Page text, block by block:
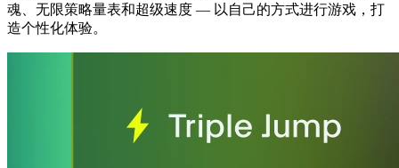
魂、无限策略量表和超级速度 — 以自己的方式进行游戏，打
造个性化体验。